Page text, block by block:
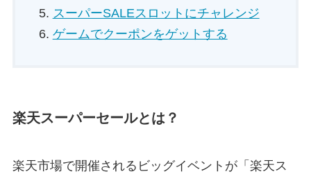
スーパーSALEスロットにチャレンジ
ゲームでクーポンをゲットする
楽天スーパーセールとは？
楽天市場で開催されるビッグイベントが「楽天ス